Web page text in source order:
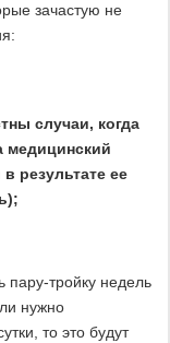
зачастую не
случаи, когда
медицинский
результате ее
пару-тройку недель
нужно
то это будут